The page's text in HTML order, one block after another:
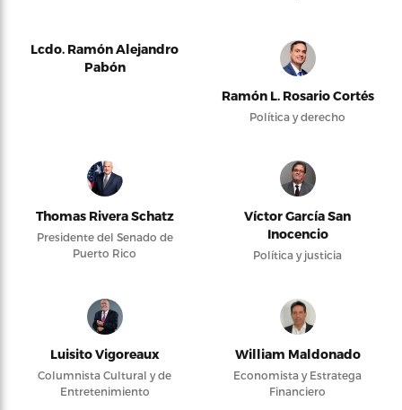
Lcdo. Ramón Alejandro
Pabón
Ramón L. Rosario Cortés
Política y derecho
Thomas Rivera Schatz
Presidente del Senado de
Puerto Rico
Víctor García San
Inocencio
Política y justicia
Luisito Vigoreaux
Columnista Cultural y de
Entretenimiento
William Maldonado
Economista y Estratega
Financiero